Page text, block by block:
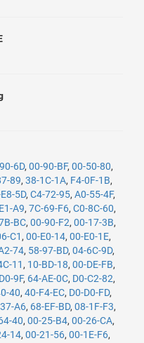
6D, 00-90-BF, 00-50-80,
89, 38-1C-1A, F4-0F-1B,
5D, C4-72-95, A0-55-4F,
A9, 7C-69-F6, C0-8C-60,
BC, 00-90-F2, 00-17-3B,
C1 , 00-E0-14, 00-E0-1E,
74, 58-97-BD, 04-6C-9D,
11 , 10-BD-18, 00-DE-FB,
9F, 64-AE-0C, D0-C2-82,
40, 40-F4-EC, D0-D0-FD,
A6, 68-EF-BD, 08-1F-F3,
40, 00-25-B4, 00-26-CA,
14, 00-21-56, 00-1E-F6,